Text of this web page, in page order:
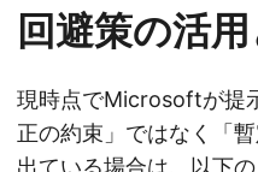
回避策の活
現時点でMicrosoftが提
正の約束」ではなく「
出ている場合は、以下